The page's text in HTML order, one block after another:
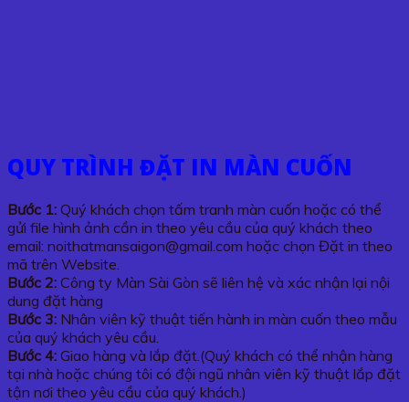
QUY TRÌNH ĐẶT IN MÀN CUỐN
Bước 1: Quý khách chọn tấm tranh màn cuốn hoặc có thể
gửi file hình ảnh cần in theo yêu cầu của quý khách theo
email: noithatmansaigon@gmail.com hoặc chọn Đặt in theo
mã trên Website.
Bước 2: Công ty Màn Sài Gòn sẽ liên hệ và xác nhận lại nội
dung đặt hàng
Bước 3: Nhân viên kỹ thuật tiến hành in màn cuốn theo mẫu
của quý khách yêu cầu.
Bước 4: Giao hàng và lắp đặt.(Quý khách có thể nhận hàng
tại nhà hoặc chúng tôi có đội ngũ nhân viên kỹ thuật lắp đặt
tận nơi theo yêu cầu của quý khách.)